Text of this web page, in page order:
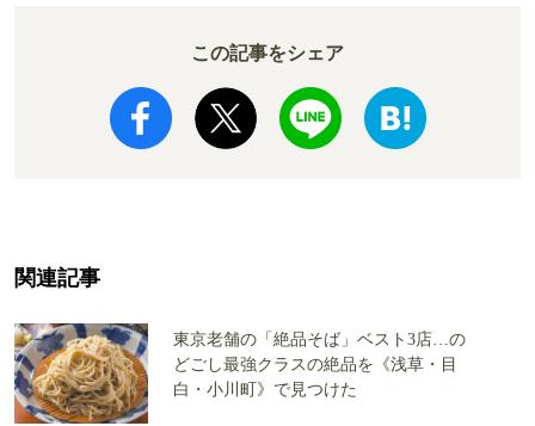
この記事をシェア
関連記事
東京老舗の「絶品そば」ベスト3店…の
どごし最強クラスの絶品を《浅草・目
白・小川町》で見つけた